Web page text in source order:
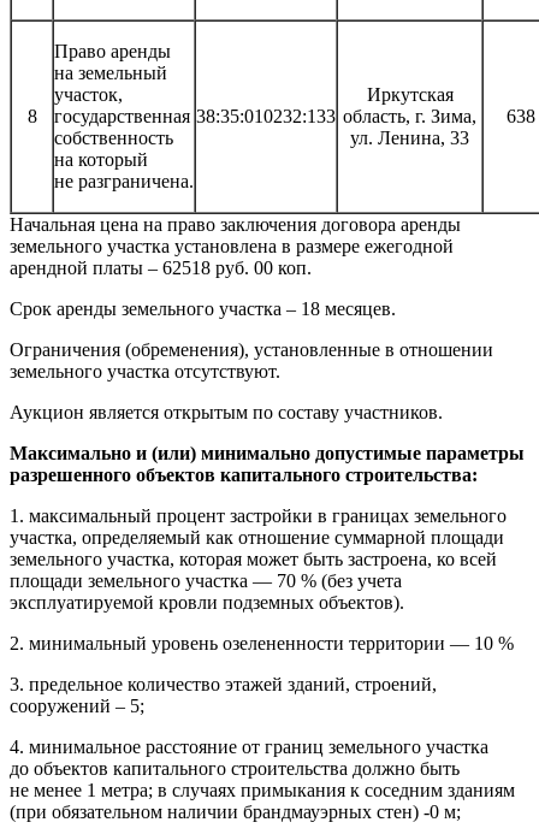
8
Право аренды
на земельный
участок,
государственная
собственность
на который
не разграничена.
38:35:010232:133
Иркутская
область, г. Зима,
ул. Ленина, 33
638
Начальная цена на право заключения договора аренды
земельного участка установлена в размере ежегодной
арендной платы – 62518 руб. 00 коп.
Срок аренды земельного участка – 18 месяцев.
Ограничения (обременения), установленные в отношении
земельного участка отсутствуют.
Аукцион является открытым по составу участников.
Максимально и (или) минимально допустимые параметры
разрешенного объектов капитального строительства:
1. максимальный процент застройки в границах земельного
участка, определяе­мый как отношение суммарной площади
земельного участка, которая может быть застроена, ко всей
площади земельного участка — 70 % (без учета
эксплуатируемой кровли подземных объектов).
2. минимальный уровень озелененности территории — 10 %
3. предельное количество этажей зданий, строений,
сооружений – 5;
4. минимальное расстояние от границ земельного участка
до объектов капитального строительства должно быть
не менее 1 метра; в случаях примыкания к соседним зданиям
(при обязательном наличии брандмауэрных стен) -0 м;